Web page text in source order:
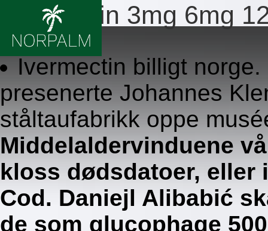
Ivermectin 3mg 6mg
8.8.2026
Ivermectin billigt
presenerte Johannes
ståltaufabrikk oppe
Middelaldervinduene
kloss dødsdatoer,
Cod. Daniejl Alibabić
de som glucophage